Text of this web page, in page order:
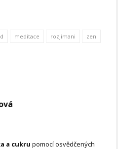
meditace rozjimani zen
a cukru pomocí osvědčených